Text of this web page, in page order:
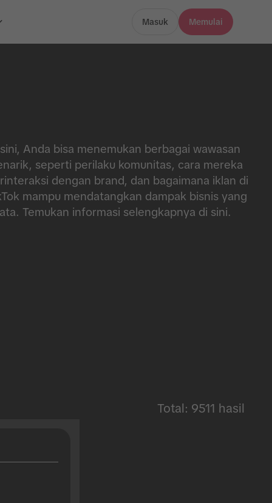
Masuk Memulai
Anda bisa menemukan berbagai wawasan
seperti perilaku komunitas, cara mereka
dengan brand, dan bagaimana iklan di
mampu mendatangkan dampak bisnis yang
Temukan informasi selengkapnya di sini.
Total: 9511 hasil